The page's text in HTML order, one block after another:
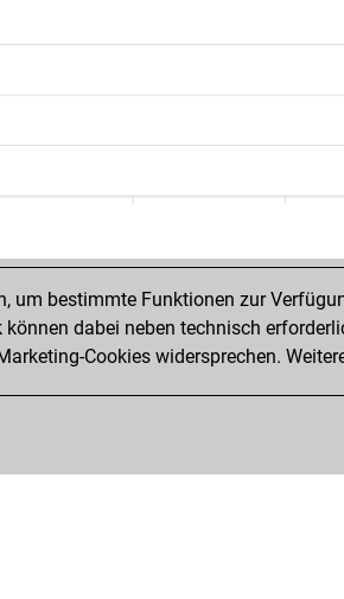
um bestimmte Funktionen zur
dabei neben technisch
Cookies widersprechen.